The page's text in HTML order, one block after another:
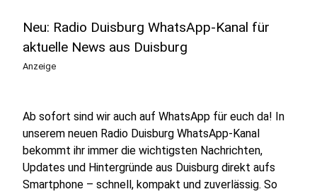
Neu: Radio Duisburg WhatsApp-Kanal für
aktuelle News aus Duisburg
Anzeige
Ab sofort sind wir auch auf WhatsApp für euch da! In
unserem neuen Radio Duisburg WhatsApp-Kanal
bekommt ihr immer die wichtigsten Nachrichten,
Updates und Hintergründe aus Duisburg direkt aufs
Smartphone – schnell, kompakt und zuverlässig. So